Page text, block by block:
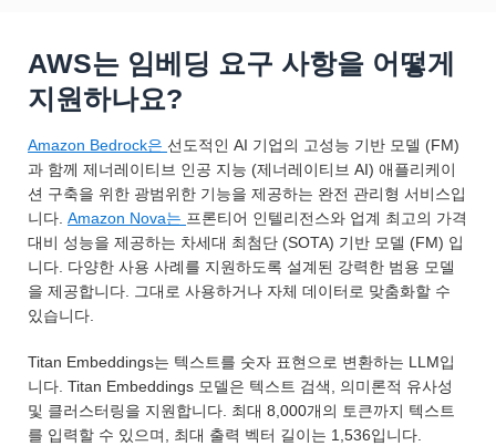
AWS는 임베딩 요구 사항을 어떻게
지원하나요?
Amazon Bedrock은 선도적인 AI 기업의 고성능 기반 모델 (FM)
과 함께 제너레이티브 인공 지능 (제너레이티브 AI) 애플리케이
션 구축을 위한 광범위한 기능을 제공하는 완전 관리형 서비스입
니다. Amazon Nova는 프론티어 인텔리전스와 업계 최고의 가격
대비 성능을 제공하는 차세대 최첨단 (SOTA) 기반 모델 (FM) 입
니다. 다양한 사용 사례를 지원하도록 설계된 강력한 범용 모델
을 제공합니다. 그대로 사용하거나 자체 데이터로 맞춤화할 수
있습니다.
Titan Embeddings는 텍스트를 숫자 표현으로 변환하는 LLM입
니다. Titan Embeddings 모델은 텍스트 검색, 의미론적 유사성
및 클러스터링을 지원합니다. 최대 8,000개의 토큰까지 텍스트
를 입력할 수 있으며, 최대 출력 벡터 길이는 1,536입니다.